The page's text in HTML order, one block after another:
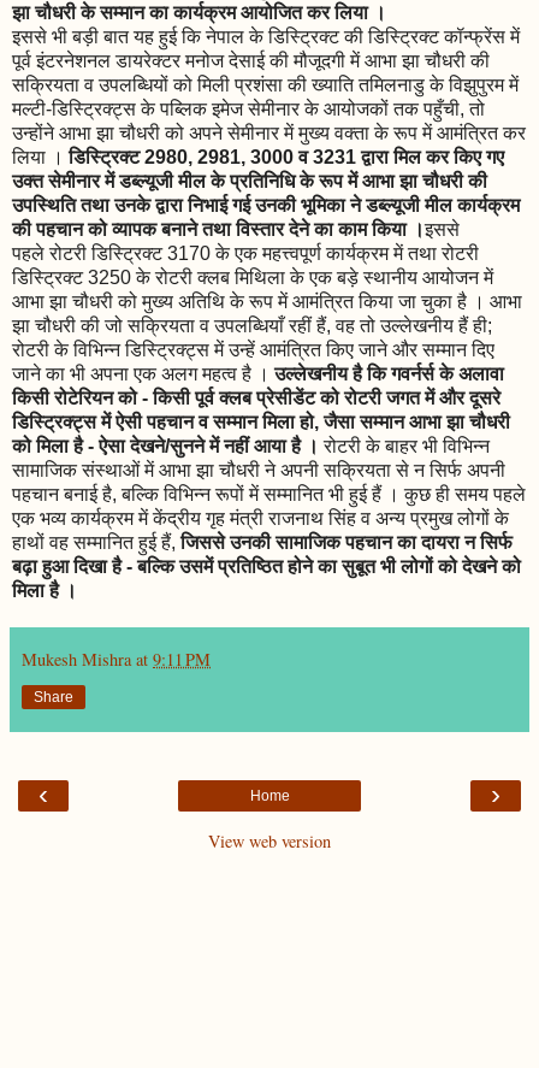
झा चौधरी के सम्मान का कार्यक्रम आयोजित कर लिया ।
इससे भी बड़ी बात यह हुई कि नेपाल के डिस्ट्रिक्ट की डिस्ट्रिक्ट कॉन्फ्रेंस में
पूर्व इंटरनेशनल डायरेक्टर मनोज देसाई की मौजूदगी में आभा झा चौधरी की
सक्रियता व उपलब्धियों को मिली प्रशंसा की ख्याति तमिलनाडु के विझुपुरम में
मल्टी-डिस्ट्रिक्ट्स के पब्लिक इमेज सेमीनार के आयोजकों तक पहुँची, तो
उन्होंने आभा झा चौधरी को अपने सेमीनार में मुख्य वक्ता के रूप में आमंत्रित कर
लिया ।डिस्ट्रिक्ट 2980, 2981, 3000 व 3231 द्वारा मिल कर किए गए
उक्त सेमीनार में डब्ल्यूजी मील के प्रतिनिधि के रूप में आभा झा चौधरी की
उपस्थिति तथा उनके द्वारा निभाई गई उनकी भूमिका ने डब्ल्यूजी मील कार्यक्रम
की पहचान को व्यापक बनाने तथा विस्तार देने का काम किया ।इससे
पहले रोटरी डिस्ट्रिक्ट 3170 के एक महत्त्वपूर्ण कार्यक्रम में तथा रोटरी
डिस्ट्रिक्ट 3250 के रोटरी क्लब मिथिला के एक बड़े स्थानीय आयोजन में
आभा झा चौधरी को मुख्य अतिथि के रूप में आमंत्रित किया जा चुका है । आभा
झा चौधरी की जो सक्रियता व उपलब्धियाँ रहीं हैं, वह तो उल्लेखनीय हैं ही;
रोटरी के विभिन्न डिस्ट्रिक्ट्स में उन्हें आमंत्रित किए जाने और सम्मान दिए
जाने का भी अपना एक अलग महत्व है ।उल्लेखनीय है कि गवर्नर्स के अलावा
किसी रोटेरियन को - किसी पूर्व क्लब प्रेसीडेंट को रोटरी जगत में और दूसरे
डिस्ट्रिक्ट्स में ऐसी पहचान व सम्मान मिला हो, जैसा सम्मान आभा झा चौधरी
को मिला है - ऐसा देखने/सुनने में नहीं आया है । रोटरी के बाहर भी विभिन्न
सामाजिक संस्थाओं में आभा झा चौधरी ने अपनी सक्रियता से न सिर्फ अपनी
पहचान बनाई है, बल्कि विभिन्न रूपों में सम्मानित भी हुई हैं । कुछ ही समय पहले
एक भव्य कार्यक्रम में केंद्रीय गृह मंत्री राजनाथ सिंह व अन्य प्रमुख लोगों के
हाथों वह सम्मानित हुई हैं,जिससे उनकी सामाजिक पहचान का दायरा न सिर्फ
बढ़ा हुआ दिखा है - बल्कि उसमें प्रतिष्ठित होने का सुबूत भी लोगों को देखने को
मिला है ।
Mukesh Mishra at 9:11 PM
Share
‹ ›
Home
View web version